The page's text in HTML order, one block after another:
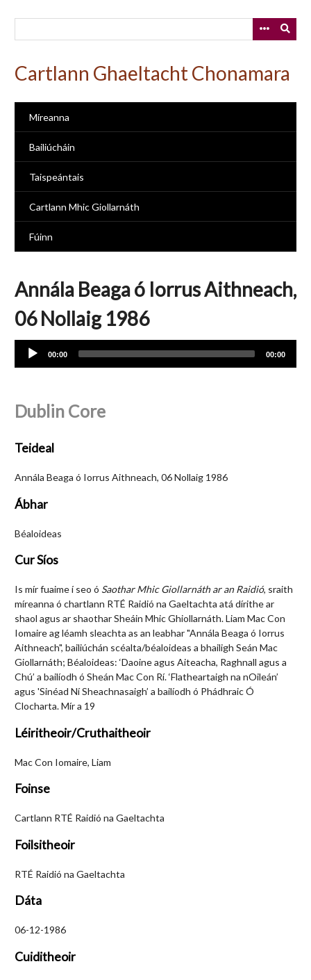
Cartlann Ghaeltacht Chonamara
Míreanna
Bailiúcháin
Taispeántais
Cartlann Mhic Giollarnáth
Fúinn
Annála Beaga ó Iorrus Aithneach,
06 Nollaig 1986
Audio
Player
00:00 00:00
Dublin Core
Teideal
Annála Beaga ó Iorrus Aithneach, 06 Nollaig 1986
Ábhar
Béaloideas
Cur Síos
Is mír fuaime í seo ó Saothar Mhic Giollarnáth ar an Raidió, sraith
míreanna ó chartlann RTÉ Raidió na Gaeltachta atá dírithe ar
shaol agus ar shaothar Sheáin Mhic Ghiollarnáth. Liam Mac Con
Iomaire ag léamh sleachta as an leabhar "Annála Beaga ó Iorrus
Aithneach", bailiúchán scéalta/béaloideas a bhailigh Seán Mac
Giollarnáth; Béaloideas: ‘Daoine agus Aiteacha, Raghnall agus a
Chú’ a bailíodh ó Sheán Mac Con Rí. ‘Flatheartaigh na nOileán’
agus 'Sinéad Ní Sheachnasaigh’ a bailíodh ó Phádhraic Ó
Clocharta. Mír a 19
Léiritheoir/Cruthaitheoir
Mac Con Iomaire, Liam
Foinse
Cartlann RTÉ Raidió na Gaeltachta
Foilsitheoir
RTÉ Raidió na Gaeltachta
Dáta
06-12-1986
Cuiditheoir